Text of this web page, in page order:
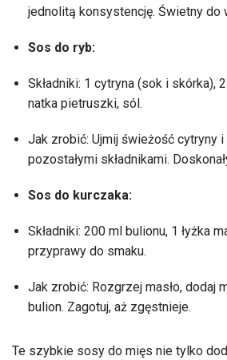
jednolitą konsystencję. Świetny do
Sos do ryb:
Składniki: 1 cytryna (sok i skórka),
natka pietruszki, sól.
Jak zrobić: Ujmij świeżość cytryny i
pozostałymi składnikami.
Sos do kurczaka:
Składniki: 200 ml bulionu, 1 łyżka
przyprawy do smaku.
Jak zrobić: Rozgrzej masło, dodaj
bulion. Zagotuj, aż zgęstnieje.
Te szybkie sosy do mięs nie tylko